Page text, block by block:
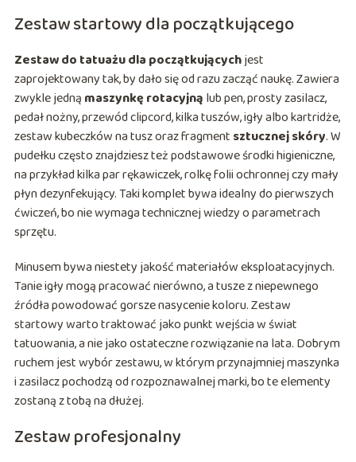
Zestaw startowy dla początkującego
Zestaw do tatuażu dla początkującychjest
zaprojektowany tak, by dało się od razu zacząć naukę. Zawiera
zwykle jedną maszynkę rotacyjną lub pen, prosty zasilacz,
pedał nożny, przewód clipcord, kilka tuszów, igły albo kartridże,
zestaw kubeczków na tusz oraz fragment sztucznej skóry. W
pudełku często znajdziesz też podstawowe środki higieniczne,
na przykład kilka par rękawiczek, rolkę folii ochronnej czy mały
płyn dezynfekujący. Taki komplet bywa idealny do pierwszych
ćwiczeń, bo nie wymaga technicznej wiedzy o parametrach
sprzętu.
Minusem bywa niestety jakość materiałów eksploatacyjnych.
Tanie igły mogą pracować nierówno, a tusze z niepewnego
źródła powodować gorsze nasycenie koloru. Zestaw
startowy warto traktować jako punkt wejścia w świat
tatuowania, a nie jako ostateczne rozwiązanie na lata. Dobrym
ruchem jest wybór zestawu, w którym przynajmniej maszynka
i zasilacz pochodzą od rozpoznawalnej marki, bo te elementy
zostaną z tobą na dłużej.
Zestaw profesjonalny